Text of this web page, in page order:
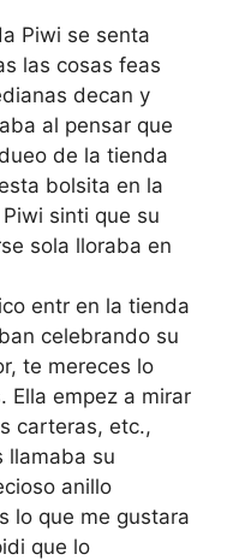
Piwi se senta
las cosas feas
decan y
al pensar que
de la tienda
bolsita en la
sinti que su
sola lloraba en
entr en la tienda
celebrando su
te mereces lo
Ella empez a mirar
carteras, etc.,
llamaba su
anillo
lo que me gustara
que lo